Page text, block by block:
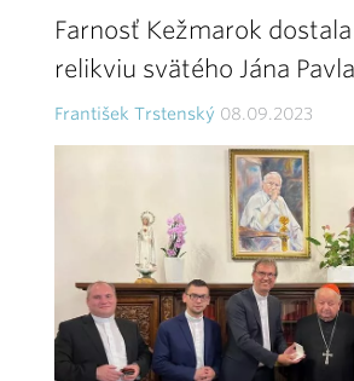
Farnosť Kežmarok
relikviu svätého Jána
František Trstenský 08.09.2023